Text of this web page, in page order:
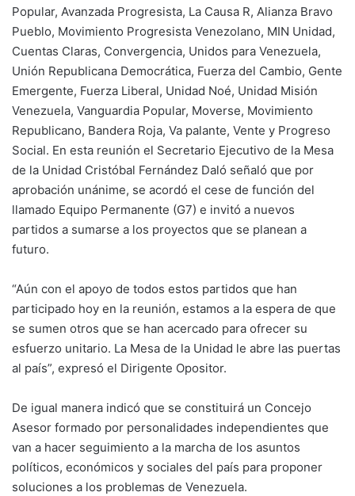
Popular, Avanzada Progresista, La Causa R, Alianza Bravo
Pueblo, Movimiento Progresista Venezolano, MIN Unidad,
Cuentas Claras, Convergencia, Unidos para Venezuela,
Unión Republicana Democrática, Fuerza del Cambio, Gente
Emergente, Fuerza Liberal, Unidad Noé, Unidad Misión
Venezuela, Vanguardia Popular, Moverse, Movimiento
Republicano, Bandera Roja, Va palante, Vente y Progreso
Social. En esta reunión el Secretario Ejecutivo de la Mesa
de la Unidad Cristóbal Fernández Daló señaló que por
aprobación unánime, se acordó el cese de función del
llamado Equipo Permanente (G7) e invitó a nuevos
partidos a sumarse a los proyectos que se planean a
futuro.
“Aún con el apoyo de todos estos partidos que han
participado hoy en la reunión, estamos a la espera de que
se sumen otros que se han acercado para ofrecer su
esfuerzo unitario. La Mesa de la Unidad le abre las puertas
al país”, expresó el Dirigente Opositor.
De igual manera indicó que se constituirá un Concejo
Asesor formado por personalidades independientes que
van a hacer seguimiento a la marcha de los asuntos
políticos, económicos y sociales del país para proponer
soluciones a los problemas de Venezuela.